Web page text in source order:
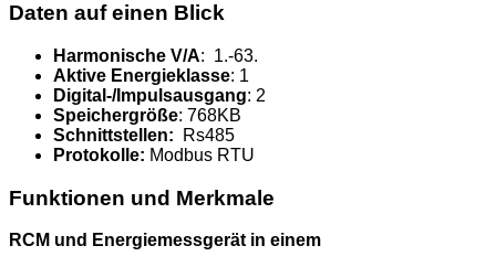
Daten auf einen Blick
Harmonische V/A: 1.-63.
Aktive Energieklasse: 1
Digital-/Impulsausgang: 2
Speichergröße: 768KB
Schnittstellen: Rs485
Protokolle: Modbus RTU
Funktionen und Merkmale
RCM und Energiemessgerät in einem